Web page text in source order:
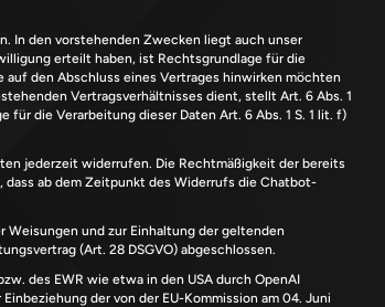
In den vorstehenden Zwecken liegt auch unser
erteilt haben, ist Rechtsgrundlage für die
auf den Abschluss eines Vertrages hinwirken möchten
Vertragsverhältnisses dient, stellt Art. 6 Abs. 1
für die Verarbeitung dieser Daten Art. 6 Abs. 1 S. 1 lit. f)
jederzeit widerrufen. Die Rechtmäßigkeit der bereits
ab dem Zeitpunkt des Widerrufs die Chatbot-
und zur Einhaltung der geltenden
(Art. 28 DSGVO) abgeschlossen.
des EWR wie etwa in den USA durch OpenAI
der von der EU-Kommission am 04. Juni